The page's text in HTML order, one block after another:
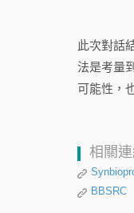
此次對話
法是考量
可能性，
相關
BBSRC